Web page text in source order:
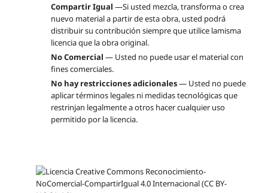
Compartir Igual —Si usted mezcla, transforma o crea
nuevo material a partir de esta obra, usted podrá
distribuir su contribución siempre que utilice lamisma
licencia que la obra original.
No Comercial — Usted no puede usar el material con
fines comerciales.
No hay restricciones adicionales— Usted no puede
aplicar términos legales ni medidas tecnológicas que
restrinjan legalmente a otros hacer cualquier uso
permitido por la licencia.